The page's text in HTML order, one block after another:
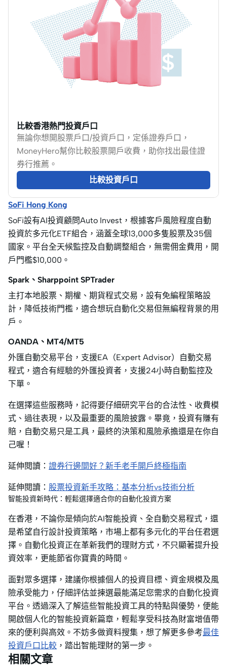
比較香港熱門投資戶口
無論你想開股票戶口/投資戶口，定係證券戶口，
MoneyHero幫你比較股票開戶收費，助你找出最佳證
券行推薦。
比較投資戶口
SoFi Hong Kong
SoFi設有AI投資顧問Auto Invest，根據客戶風險程度自動
投資於多元化ETF組合，涵蓋全球13,000多隻股票及35個
國家。平台全天候監控及自動調整組合，無需佣金費用，開
戶門檻$10,000。
Spark、Sharppoint SPTrader
主打本地股票、期權、期貨程式交易，設有免編程策略設
計，降低技術門檻，適合想玩自動化交易但無編程背景的用
戶。
OANDA、MT4/MT5
外匯自動交易平台，支援EA（Expert Advisor）自動交易
程式，適合有經驗的外匯投資者，支援24小時自動監控及
下單。
在選擇這些服務時，記得要仔細研究平台的合法性、收費模
式、過往表現，以及最重要的風險披露。畢竟，投資有賺有
賠，自動交易只是工具，最終的決策和風險承擔還是在你自
己喔！
延伸閱讀： 證券行邊間好？新手老手開戶終極指南
延伸閱讀： 股票投資新手攻略：基本分析vs技術分析
智能投資新時代：輕鬆選擇適合你的自動化投資方案
在香港，不論你是傾向於AI智能投資、全自動交易程式，還
是希望自行設計投資策略，市場上都有多元化的平台任君選
擇。自動化投資正在革新我們的理財方式，不只顯著提升投
資效率，更能節省你寶貴的時間。
面對眾多選擇，建議你根據個人的投資目標、資金規模及風
險承受能力，仔細評估並揀選最能滿足您需求的自動化投資
平台。透過深入了解這些智能投資工具的特點與優勢，便能
開啟個人化的智能投資新篇章，輕鬆享受科技為財富增值帶
來的便利與高效。不妨多做資料搜集，想了解更多參考最佳
投資戶口比較 ，踏出智能理財的第一步。
相關文章